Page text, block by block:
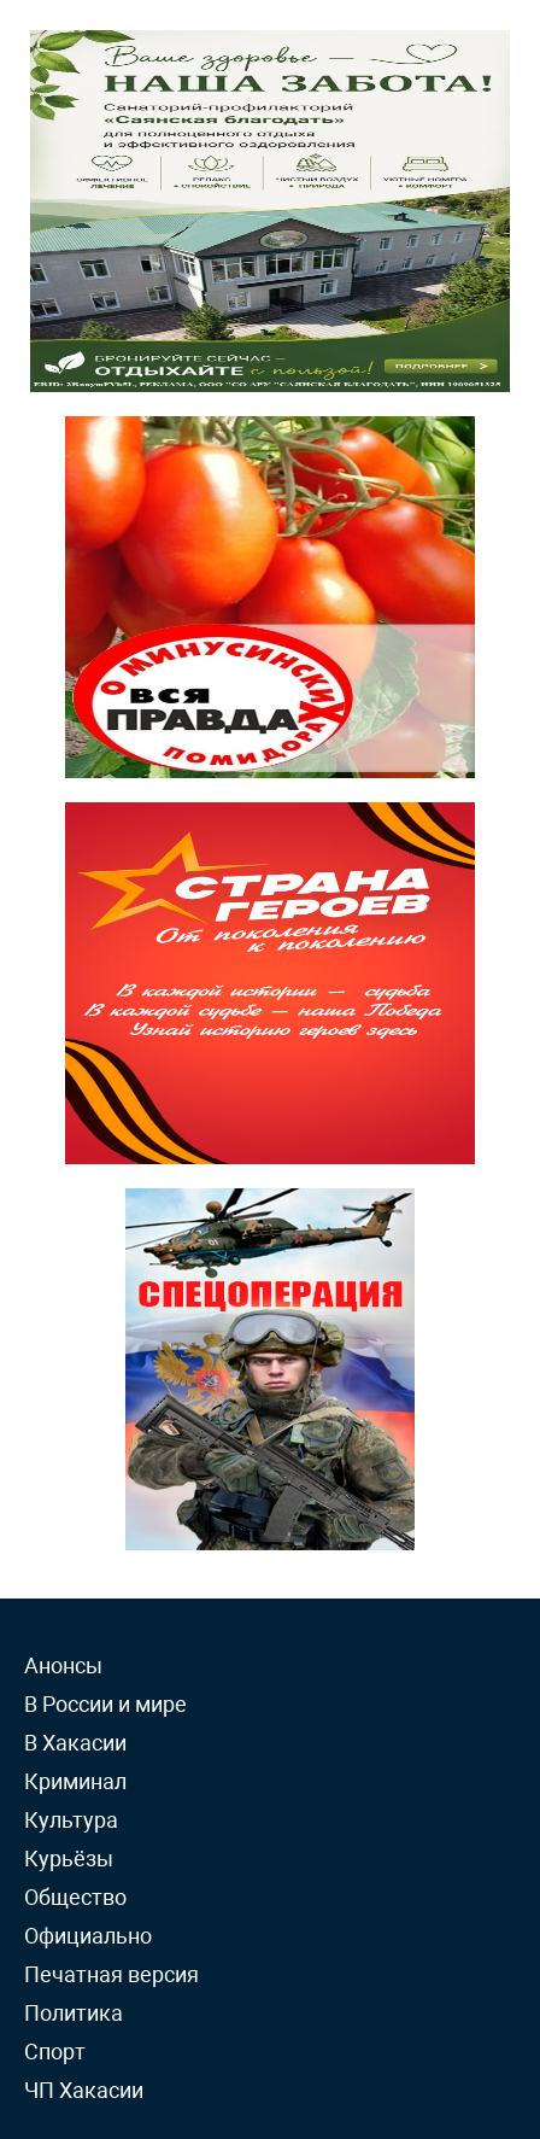
Анонсы
В России и мире
В Хакасии
Криминал
Культура
Курьёзы
Общество
Официально
Печатная версия
Политика
Спорт
ЧП Хакасии